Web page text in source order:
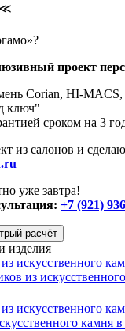
≪
проект
Corian, HI-MACS,
ключ"
сроком на 3
из салонов и
уже завтра!
+7 (921)
расчёт
изделия
из
камня